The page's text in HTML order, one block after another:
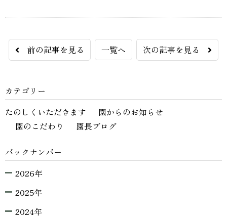
前の記事を見る 一覧へ 次の記事を見る
カテゴリー
たのしくいただきます
園からのお知らせ
園のこだわり
園長ブログ
バックナンバー
2026年
2025年
2024年